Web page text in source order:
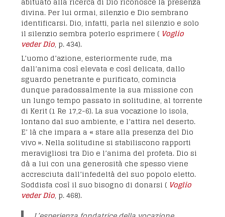
divina. Per lui ormai, silenzio e Dio sembrano
identificarsi. Dio, infatti, parla nel silenzio e solo
il silenzio sembra poterlo esprimere ( Voglio
veder Dio, p. 434).
L’uomo d’azione, esteriormente rude, ma
dall’anima così elevata e così delicata, dallo
sguardo penetrante e purificato, comincia
dunque paradossalmente la sua missione con
un lungo tempo passato in solitudine, al torrente
di Kerit (1 Re 17,2-6). La sua vocazione lo isola,
lontano dal suo ambiente, e l’attira nel deserto.
E’ là che impara a « stare alla presenza del Dio
vivo ». Nella solitudine si stabiliscono rapporti
meravigliosi tra Dio e l’anima del profeta. Dio si
dà a lui con una generosità che spesso viene
accresciuta dall’infedeltà del suo popolo eletto.
Soddisfa così il suo bisogno di donarsi ( Voglio
veder Dio, p. 468).